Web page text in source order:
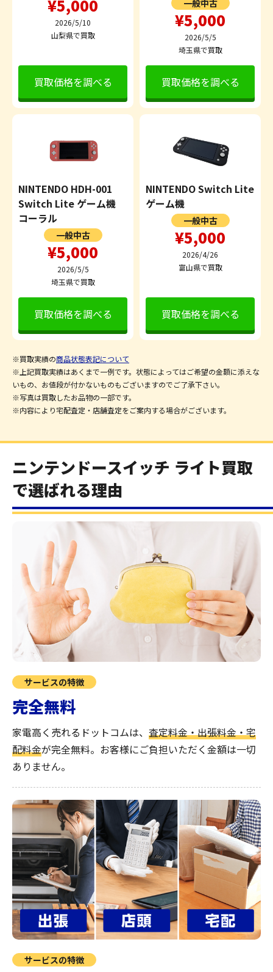
¥5,000
2026/5/10
山梨県で買取
買取価格を調べる
一般中古
¥5,000
2026/5/5
埼玉県で買取
買取価格を調べる
NINTENDO HDH-001
Switch Lite ゲーム機
コーラル
一般中古
¥5,000
2026/5/5
埼玉県で買取
買取価格を調べる
NINTENDO Switch Lite
ゲーム機
一般中古
¥5,000
2026/4/26
富山県で買取
買取価格を調べる
※買取実績の商品状態表記について
※上記買取実績はあくまで一例です。状態によってはご希望の金額に添えな
いもの、お値段が付かないものもございますのでご了承下さい。
※写真は買取したお品物の一部です。
※内容により宅配査定・店舗査定をご案内する場合がございます。
ニンテンドースイッチ ライト買取
で選ばれる理由
サービスの特徴
完全無料
家電高く売れるドットコムは、 査定料金・出張料金・宅
配料金が完全無料。 お客様にご負担いただく金額は一切
ありません。
サービスの特徴